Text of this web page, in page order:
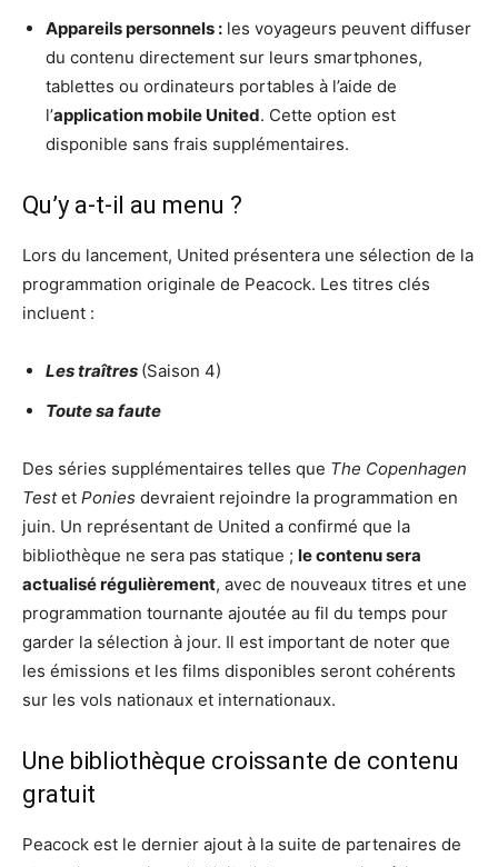
Appareils personnels : les voyageurs peuvent diffuser
du contenu directement sur leurs smartphones,
tablettes ou ordinateurs portables à l’aide de
l’application mobile United. Cette option est
disponible sans frais supplémentaires.
Qu’y a-t-il au menu ?
Lors du lancement, United présentera une sélection de la
programmation originale de Peacock. Les titres clés
incluent :
Les traîtres (Saison 4)
Toute sa faute
Des séries supplémentaires telles que The Copenhagen
Testet Ponies devraient rejoindre la programmation en
juin. Un représentant de United a confirmé que la
bibliothèque ne sera pas statique ; le contenu sera
actualisé régulièrement, avec de nouveaux titres et une
programmation tournante ajoutée au fil du temps pour
garder la sélection à jour. Il est important de noter que
les émissions et les films disponibles seront cohérents
sur les vols nationaux et internationaux.
Une bibliothèque croissante de contenu
gratuit
Peacock est le dernier ajout à la suite de partenaires de